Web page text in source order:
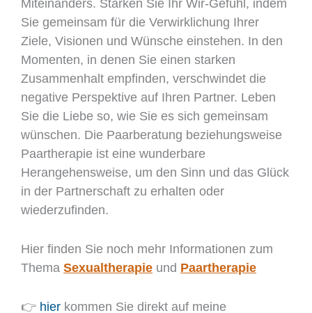
Miteinanders. Stärken Sie Ihr Wir-Gefühl, indem
Sie gemeinsam für die Verwirklichung Ihrer
Ziele, Visionen und Wünsche einstehen. In den
Momenten, in denen Sie einen starken
Zusammenhalt empfinden, verschwindet die
negative Perspektive auf Ihren Partner. Leben
Sie die Liebe so, wie Sie es sich gemeinsam
wünschen. Die Paarberatung beziehungsweise
Paartherapie ist eine wunderbare
Herangehensweise, um den Sinn und das Glück
in der Partnerschaft zu erhalten oder
wiederzufinden.
Hier finden Sie noch mehr Informationen zum
Thema Sexualtherapie und Paartherapie
👉 hier kommen Sie direkt auf meine